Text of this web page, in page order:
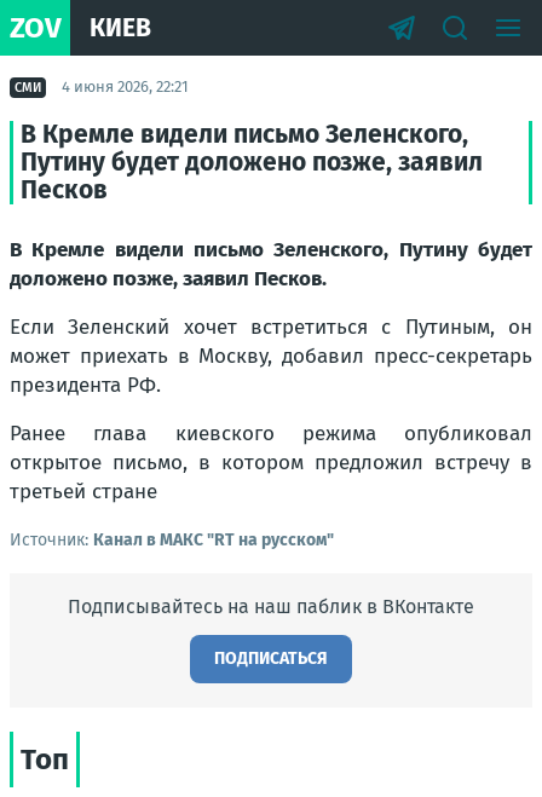
ZOV КИЕВ
СМИ 4 июня 2026, 22:21
В Кремле видели письмо Зеленского,
Путину будет доложено позже, заявил
Песков
В Кремле видели письмо Зеленского, Путину будет
доложено позже, заявил Песков.
Если Зеленский хочет встретиться с Путиным, он
может приехать в Москву, добавил пресс-секретарь
президента РФ.
Ранее глава киевского режима опубликовал
открытое письмо, в котором предложил встречу в
третьей стране
Источник: Канал в МАКС "RT на русском"
Подписывайтесь на наш паблик в ВКонтакте
ПОДПИСАТЬСЯ
Топ